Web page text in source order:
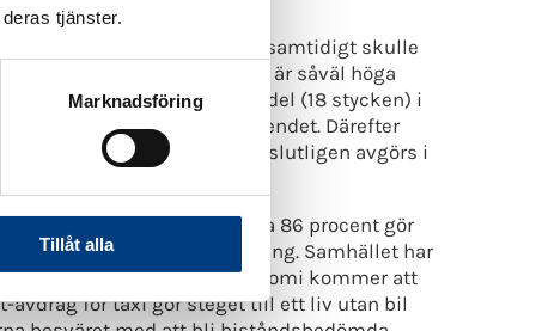
tjänster.
Marknadsföring
Tillåt alla
och nyttig tjänst som samtidigt skulle
färdtjänst i Stockholms län är såväl höga
26 stycken, och varje stadsdel (18 stycken) i
och sedan bereder ärendet. Därefter
ytterligare och sedan slutligen avgörs i
använder tjänsten ofta. Hela 86 procent gör
som de kostar i hantering. Samhället har
äldre. Kommunernas ekonomi kommer att
avdrag för taxi gör steget till ett liv utan bil